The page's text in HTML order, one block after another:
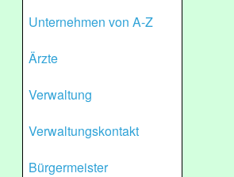
Unternehmen von A-Z
Ärzte
Verwaltung
Verwaltungskontakt
Bürgermeister